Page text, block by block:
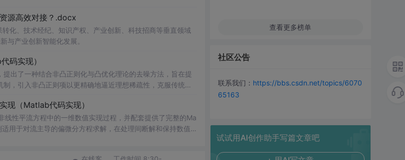
源高效对接？.docx
化、技术经纪、知识产权、产业创新、科技招商等垂直领域
与产业创新智能化发展。
码实现）
出了一种结合非凸正则化与凸优化理论的去噪方法，旨在提
，引入非凸正则项以更精确地逼近理想稀疏性，克服传统凸
代码资源，便于研究人员进一步验证与拓展。该方法在保留
与系统、数字信号处理
研人员及从事语音增强、音频工程、通信系统等相关领域的
现（Matlab代码实现）
性平流方程中的一维数值实现过程，并配套提供了完整的Ma
用于对流主导的偏微分方程求解，在处理间断解和保持数值
查看更多榜单
社区公告
联系我们： https://bbs.csdn.net/topics/6070
65163
试试用AI创作助手写篇文章吧